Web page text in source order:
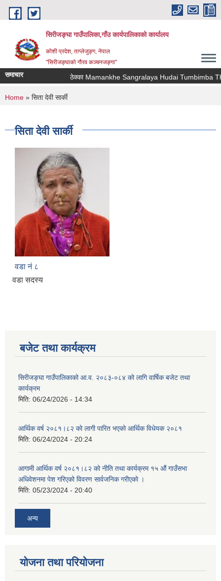
Skip to main content
सिरीजङ्घा गाउँपालिका,गाँउ कार्यपालिकाको कार्यालय
कोशी प्रदेश, ताप्लेजुङ्ग, नेपाल
"सिरीजङ्घाको गौरव कञ्चनजङ्गा"
समाचार ठेक्का Mamankhe Sangralaya Hudai Tumbimba
You are here
Home » सिता देवी सार्की
सिता देवी सार्की
वडा नं ८
वडा सदस्य
बजेट तथा कार्यक्रम
सिरीजङ्घा गाउँपालिकाको आ.व. २०८३-०८४ को लागि वार्षिक बजेट तथा
कार्यक्रम
मिति: 06/24/2026 - 14:34
आर्थिक वर्ष २०८१।८२ को लागी पारित भएको आर्थिक विधेयक २०८१
मिति: 06/24/2024 - 20:24
आगामी आर्थिक वर्ष २०८१।८२ को नीति तथा कार्यक्रम १५ औं गाउँसभा
अधिवेशनमा पेश गरिएको विवरण सार्वजनिक गरीएको ।
मिति: 05/23/2024 - 20:40
अन्य
योजना तथा परियोजना